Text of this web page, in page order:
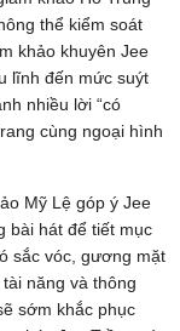
thể kiểm soát
khảo khuyên Jee
lĩnh đến mức suýt
nhiều lời “có
cùng ngoại hình
Mỹ Lệ góp ý Jee
bài hát để tiết mục
sắc vóc, gương mặt
năng và thông
sớm khắc phục